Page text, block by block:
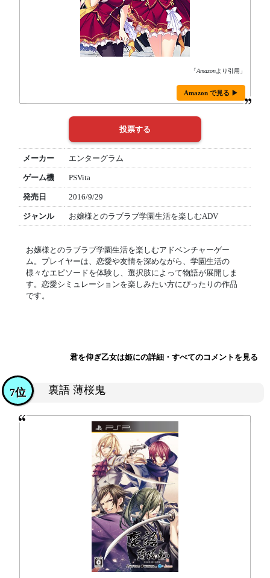
「Amazonより引用」
Amazon で見る ▶
メーカー エンターグラム
ゲーム機 PSVita
発売日 2016/9/29
ジャンル お嬢様とのラブラブ学園生活を楽しむADV
お嬢様とのラブラブ学園生活を楽しむアドベンチャーゲー
ム。プレイヤーは、恋愛や友情を深めながら、学園生活の
様々なエピソードを体験し、選択肢によって物語が展開しま
す。恋愛シミュレーションを楽しみたい方にぴったりの作品
です。
君を仰ぎ乙女は姫にの詳細・すべてのコメントを見る
裏語 薄桜鬼
7位